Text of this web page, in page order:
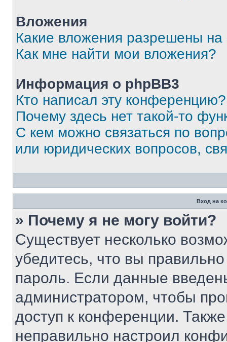
Вложения
Какие вложения разрешены
Как мне найти мои вложения?
Информация о phpBB3
Кто написал эту конференцию?
Почему здесь нет такой-то
С кем можно связаться по
или юридических вопросов,
Вход на
» Почему я не могу войти?
Существует несколько
убедитесь, что вы
пароль. Если данные
администратором, чтобы
доступ к конференции.
неправильно настроил